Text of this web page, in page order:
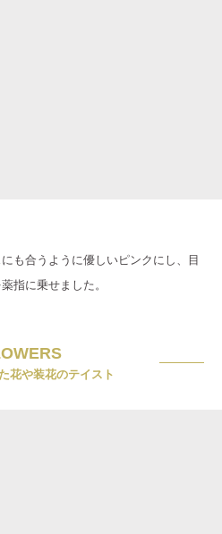
も合うように優しいピンクにし、目
指に乗せました。
花や装花のテイスト